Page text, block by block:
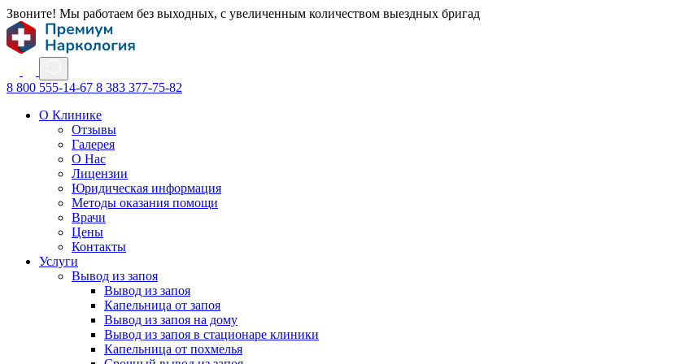
Звоните! Мы работаем без выходных, с увеличенным количеством выездных бригад
8 800 555-14-67 8 383 377-75-82
О Клинике
Отзывы
Галерея
О Нас
Лицензии
Юридическая информация
Методы оказания помощи
Врачи
Цены
Контакты
Услуги
Вывод из запоя
Вывод из запоя
Капельница от запоя
Вывод из запоя на дому
Вывод из запоя в стационаре клиники
Капельница от похмелья